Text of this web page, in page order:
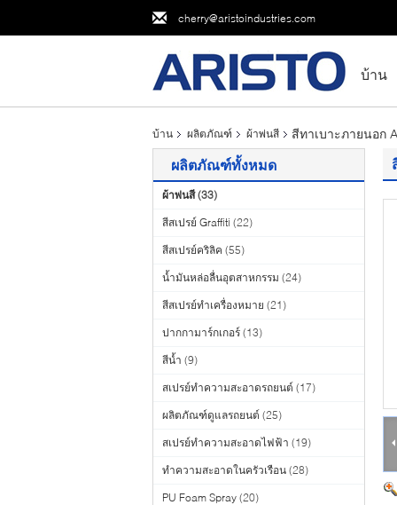
cherry@aristoindustries.com
บ้าน
บ้าน ผลิตภัณฑ์ ผ้าพ่นสี สีทาเบาะภายนอก
ผลิตภัณฑ์ทั้งหมด
ผ้าพ่นสี (33)
สีสเปรย์ Graffiti (22)
สีสเปรย์คริลิค (55)
น้ำมันหล่อลื่นอุตสาหกรรม (24)
สีสเปรย์ทำเครื่องหมาย (21)
ปากกามาร์กเกอร์ (13)
สีน้ำ (9)
สเปรย์ทำความสะอาดรถยนต์ (17)
ผลิตภัณฑ์ดูแลรถยนต์ (25)
สเปรย์ทำความสะอาดไฟฟ้า (19)
ทำความสะอาดในครัวเรือน (28)
PU Foam Spray (20)